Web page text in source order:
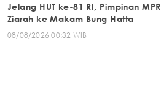
Jelang HUT ke-81 RI, Pimpinan MPR
Ziarah ke Makam Bung Hatta
08/08/2026 00:32 WIB